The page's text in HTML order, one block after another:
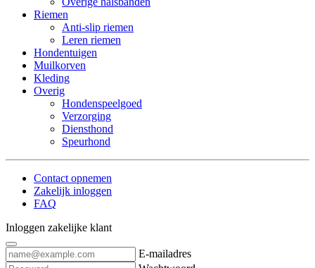
Riemen
Anti-slip riemen
Leren riemen
Hondentuigen
Muilkorven
Kleding
Overig
Hondenspeelgoed
Verzorging
Diensthond
Speurhond
Contact opnemen
Zakelijk inloggen
FAQ
Inloggen zakelijke klant
E-mailadres